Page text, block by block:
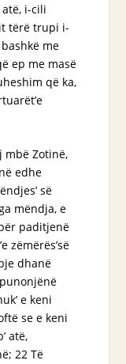
i-cili
tërë trupi i-
me
ep me masë
që ka,
mbë Zotinë,
edhe
së
mëndja, e
paditjenë
zëmërës’së
dhanë
e keni
se e keni
atë,
22 Të